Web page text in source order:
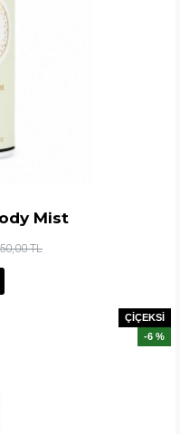
Mist
TL
ÇİÇEKSİ
-6 %